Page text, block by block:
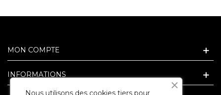
MON COMPTE
INFORMATIONS
Nous utilisons des cookies tiers pour